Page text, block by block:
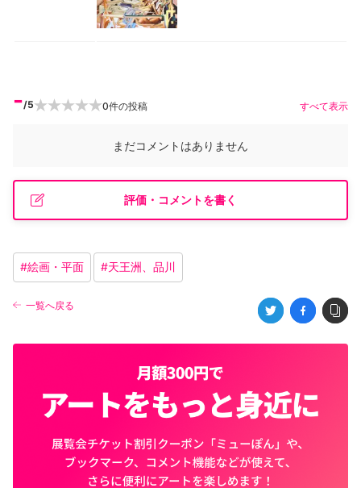
-/5 0件の投稿 すべて表示
まだコメントはありません
評価・コメントを書く
#絵画・平面 #天王洲、品川
一覧へ戻る